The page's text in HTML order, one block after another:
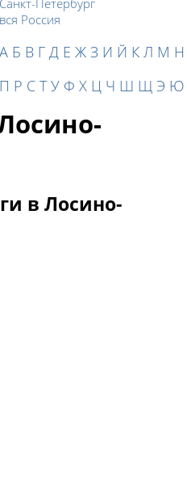
вся Россия
А Б В Г Д Е Ж З И Й К Л М Н
П Р С Т У Ф Х Ц Ч Ш Щ Э Ю
в Лосино-